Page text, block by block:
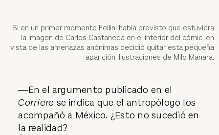
Si en un primer momento Fellini había previsto que estuviera
la imagen de Carlos Castaneda en el interior del cómic, en
vista de las amenazas anónimas decidió quitar esta pequeña
aparición. Ilustraciones de Milo Manara.
―En el argumento publicado en el
Corriere se indica que el antropólogo los
acompañó a México. ¿Esto no sucedió en
la realidad?